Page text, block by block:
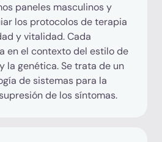
paneles masculinos y
los protocolos de terapia
y vitalidad. Cada
en el contexto del estilo de
la genética. Se trata de un
de sistemas para la
de los síntomas.